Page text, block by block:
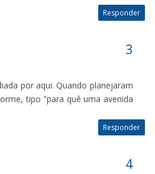
Responder
por aqui. Quando planejaram
tipo "para quê uma avenida
Responder